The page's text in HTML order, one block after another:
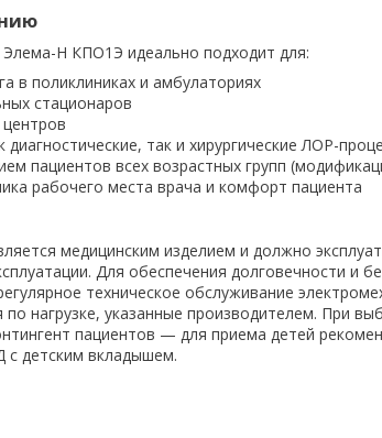
Н КПО1Э идеально подходит для:
в поликлиниках и амбулаториях
стационаров
так и хирургические ЛОР-
пациентов всех возрастных групп
рабочего места врача и комфорт пациента
медицинским изделием и должно
Для обеспечения долговечности и
техническое обслуживание
нагрузке, указанные производителем. При
пациентов — для приема детей
детским вкладышем.